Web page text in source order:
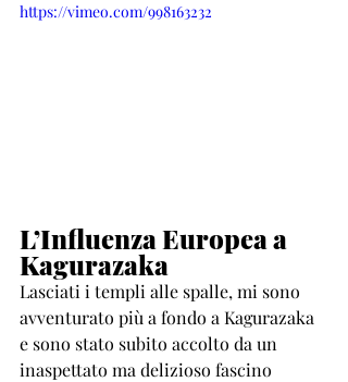
https://vimeo.com/998163232
L’Influenza Europea a
Kagurazaka
Lasciati i templi alle spalle, mi sono
avventurato più a fondo a Kagurazaka
e sono stato subito accolto da un
inaspettato ma delizioso fascino